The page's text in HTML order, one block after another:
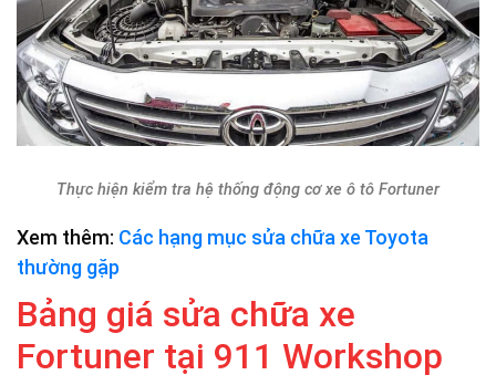
Thực hiện kiểm tra hệ thống động cơ xe ô tô Fortuner
Xem thêm: Các hạng mục sửa chữa xe Toyota
thường gặp
Bảng giá sửa chữa xe
Fortuner tại 911 Workshop